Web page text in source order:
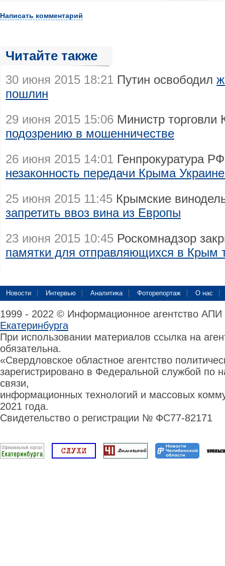
Написать комментарий
Читайте также
30 июня 2015 18:21 Путин освободил
пошлин
29 июня 2015 15:06 Министр
подозрению в мошенничестве
26 июня 2015 14:01 Генпрокуратура
незаконность передачи Крыма
25 июня 2015 11:45 Крымские
запретить ввоз вина из Европы
23 июня 2015 10:45 Роскомнадзор
памятки для отправляющихся в Крым
Новости Интервью Аналитика Фоторепортаж О нас
1999 - 2022 © Информационное агентство
Екатеринбурга
При использовании материалов ссылка на
обязательна.
«Свердловское областное агентство
зарегистрировано в Федеральной службой по
связи,
информационных технологий и массовых
2021 года.
Свидетельство о регистрации № ФС77-82171